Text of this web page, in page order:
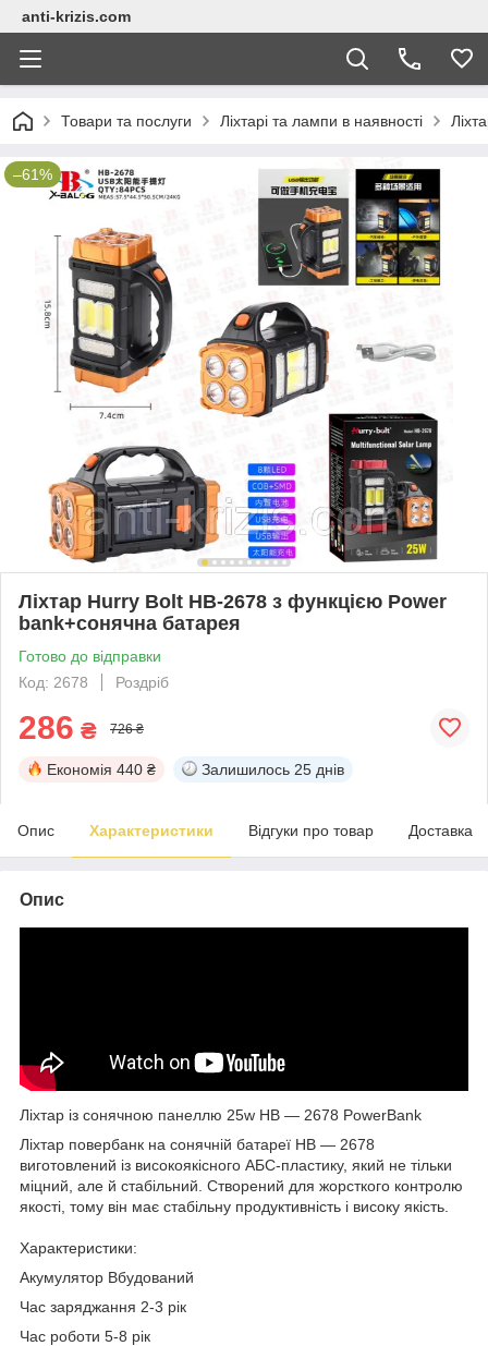
anti-krizis.com
Товари та послуги Ліхтарі та лампи в наявності
–61%
Ліхтар Hurry Bolt HB-2678 з функцією Power
bank+сонячна батарея
Готово до відправки
Код: 2678
Роздріб
286 ₴ 726 ₴
Економія 440 ₴ Залишилось 25 днів
Опис Характеристики Відгуки про товар Доставка
Опис
Ліхтар із сонячною панеллю 25w HB — 2678 PowerBank
Ліхтар повербанк на сонячній батареї HB — 2678
виготовлений із високоякісного АБС-пластику, який не тільки
міцний, але й стабільний. Створений для жорсткого контролю
якості, тому він має стабільну продуктивність і високу якість.
Характеристики:
Акумулятор Вбудований
Час заряджання 2-3 рік
Час роботи 5-8 рік